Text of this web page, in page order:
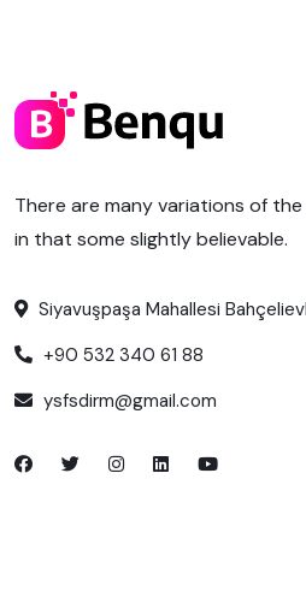
There are many variations of
in that some slightly believable.
Siyavuşpaşa Mahallesi
+90 532 340 61 88
ysfsdirm@gmail.com